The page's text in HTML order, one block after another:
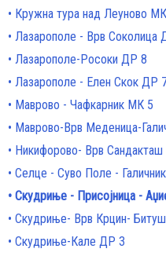
Кружна тура над Леуново
Лазарополе - Врв Соколица
Лазарополе-Росоки ДР 8
Лазарополе - Елен Скок ДР
Маврово - Чафкарник МК 5
Маврово-Врв Меденица-
Никифорово- Врв
Селце - Суво Поле -
Скудриње - Присојница -
Скудриње- Врв Крцин-
Скудриње-Кале ДР 3